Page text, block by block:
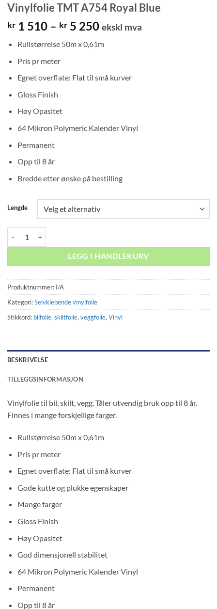
Vinylfolie TMT A754 Royal Blue
kr 1 510 – kr 5 250Prisområde:
510
kr 5
250
ekskl mva
Rullstørrelse 50m x 0,61m
Pris pr meter
Egnet overflate: Flat til små kurver
Gloss Finish
Høy Opasitet
64 Mikron Polymeric Kalender Vinyl
Permanent
Opp til 8 år
Bredde etter ønske på bestilling
Lengde
LEGG I HANDLEKURV
Produktnummer: I/A
Kategori:Selvklebende vinylfolie
Stikkord: bilfolie,skiltfolie,veggfolie,Vinyl
BESKRIVELSE
TILLEGGSINFORMASJON
Vinylfolie til bil, skilt, vegg. Tåler utvendig bruk opp til 8 år.
Finnes i mange forskjellige farger.
Rullstørrelse 50m x 0,61m
Pris pr meter
Egnet overflate: Flat til små kurver
Gode kutte og plukke egenskaper
Mange farger
Gloss Finish
Høy Opasitet
God dimensjonell stabilitet
64 Mikron Polymeric Kalender Vinyl
Permanent
Opp til 8 år